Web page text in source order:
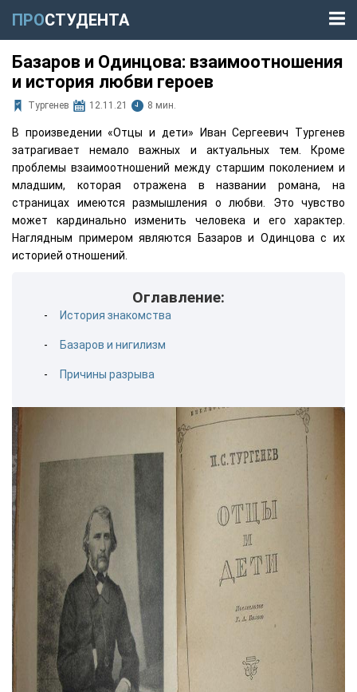
ПРОСТУДЕНТА
Базаров и Одинцова: взаимоотношения
и история любви героев
Тургенев 12.11.21 8 мин.
В произведении «Отцы и дети» Иван Сергеевич Тургенев
затрагивает немало важных и актуальных тем. Кроме
проблемы взаимоотношений между старшим поколением и
младшим, которая отражена в названии романа, на
страницах имеются размышления о любви. Это чувство
может кардинально изменить человека и его характер.
Наглядным примером являются Базаров и Одинцова с их
историей отношений.
Оглавление:
История знакомства
Базаров и нигилизм
Причины разрыва